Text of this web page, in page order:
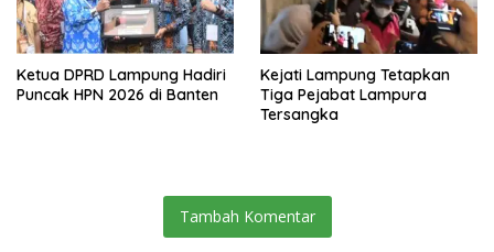
Ketua DPRD Lampung Hadiri
Puncak HPN 2026 di Banten
Kejati Lampung Tetapkan
Tiga Pejabat Lampura
Tersangka
Tambah Komentar